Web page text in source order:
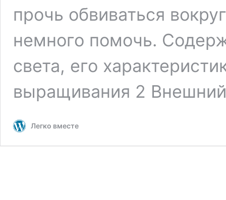
прочь обвиваться
немного помочь.
света, его
выращивания 2
Легко вместе